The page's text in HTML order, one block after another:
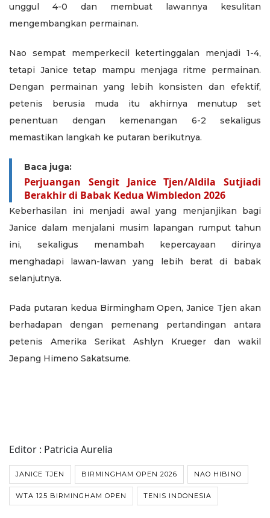
unggul 4-0 dan membuat lawannya kesulitan
mengembangkan permainan.
Nao sempat memperkecil ketertinggalan menjadi 1-4,
tetapi Janice tetap mampu menjaga ritme permainan.
Dengan permainan yang lebih konsisten dan efektif,
petenis berusia muda itu akhirnya menutup set
penentuan dengan kemenangan 6-2 sekaligus
memastikan langkah ke putaran berikutnya.
Baca juga:
Perjuangan Sengit Janice Tjen/Aldila Sutjiadi
Berakhir di Babak Kedua Wimbledon 2026
Keberhasilan ini menjadi awal yang menjanjikan bagi
Janice dalam menjalani musim lapangan rumput tahun
ini, sekaligus menambah kepercayaan dirinya
menghadapi lawan-lawan yang lebih berat di babak
selanjutnya.
Pada putaran kedua Birmingham Open, Janice Tjen akan
berhadapan dengan pemenang pertandingan antara
petenis Amerika Serikat Ashlyn Krueger dan wakil
Jepang Himeno Sakatsume.
Editor : Patricia Aurelia
JANICE TJEN BIRMINGHAM OPEN 2026 NAO HIBINO
WTA 125 BIRMINGHAM OPEN TENIS INDONESIA